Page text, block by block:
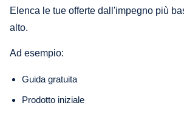
Elenca le tue offerte dall'impegno più
alto.
Ad esempio:
Guida gratuita
Prodotto iniziale